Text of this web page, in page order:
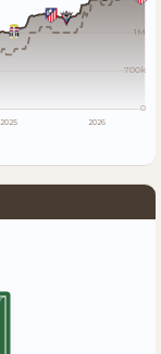
1M
700k
0
2025 2026